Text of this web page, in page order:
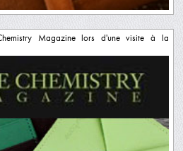
Magazine lors d'une visite à la